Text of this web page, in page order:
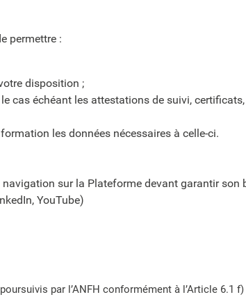
permettre :
disposition ;
cas échéant les attestations de suivi,
les données nécessaires à celle-ci.
sur la Plateforme devant garantir
YouTube)
par l’ANFH conformément à l’Article 6.1